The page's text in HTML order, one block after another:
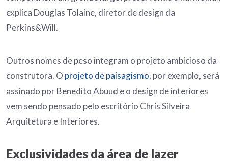
explica Douglas Tolaine, diretor de design da
Perkins&Will.
Outros nomes de peso integram o projeto ambicioso da
construtora. O projeto de paisagismo, por exemplo, será
assinado por Benedito Abuud e o design de interiores
vem sendo pensado pelo escritório Chris Silveira
Arquitetura e Interiores.
Exclusividades da área de lazer